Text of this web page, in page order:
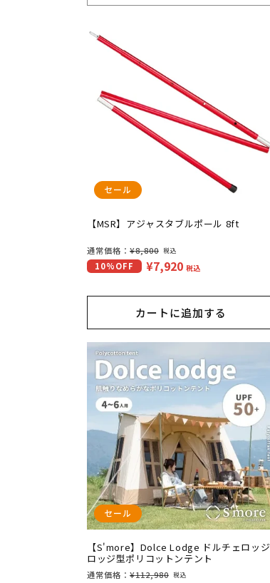
セール
【MSR】アジャスタブルポール 8ft
通
常
通常価格： ¥8,800 税込
セ10%OFF ¥7,920税込
カートに追加する
セール
【S'more】Dolce Lodge ドルチェロッジ
ロッジ型ポリコットンテント
通
通常価格： ¥112,980 税込